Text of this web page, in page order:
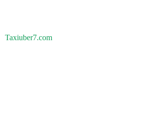
Taxiuber7.com